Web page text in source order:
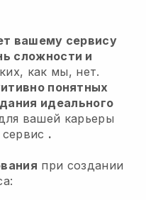
вашему сервису
сложности и
как мы, нет.
понятных
идеального
вашей карьеры
.
при создании